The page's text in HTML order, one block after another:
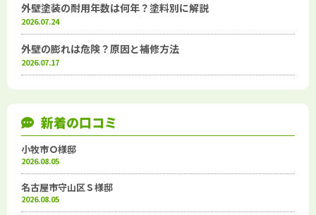
外壁塗装の耐用年数は何年？塗料別に解説
2026.07.24
外壁の膨れは危険？原因と補修方法
2026.07.17
新着の口コミ
小牧市Ｏ様邸
2026.08.05
名古屋市守山区Ｓ様邸
2026.08.05